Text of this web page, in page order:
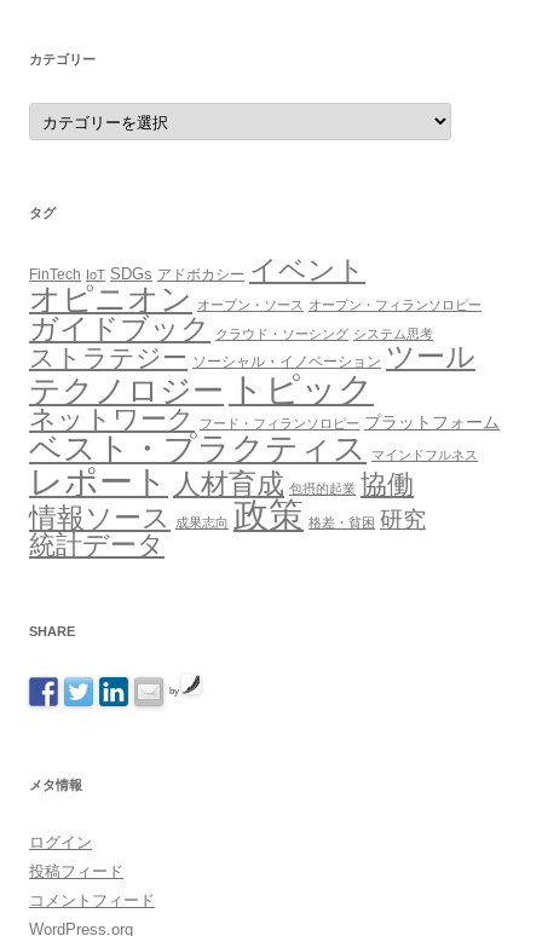
カテゴリー
カ
テ
ゴ
タグ
FinTech IoT SDGs アドボカシー イベント
オピニオン オープン・ソース オープン・フィランソロピー
ガイドブック クラウド・ソーシング システム思考
ストラテジー ソーシャル・イノベーション ツール
テクノロジー トピック
ネットワーク フード・フィランソロピー プラットフォーム
ベスト・プラクティス マインドフルネス
レポート 人材育成 包摂的起業 協働
情報ソース
成果志向 政策 格差・貧困 研究
統計データ
SHARE
by
メタ情報
ログイン
投稿フィード
コメントフィード
WordPress.org